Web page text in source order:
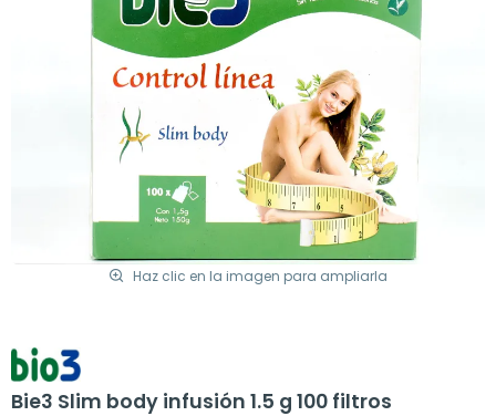
Haz clic en la imagen para ampliarla
Bie3 Slim body infusión 1.5 g 100 filtros